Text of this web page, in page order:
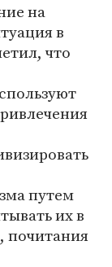
на
в
что
путем
их в
почитания